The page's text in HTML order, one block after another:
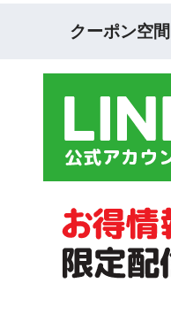
クーポン空